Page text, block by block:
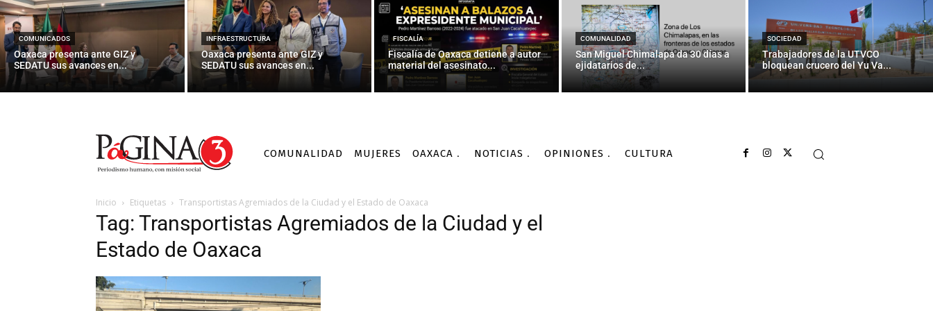
COMUNICADOS
Oaxaca presenta ante GIZ y
SEDATU sus avances en...
INFRAESTRUCTURA
Oaxaca presenta ante GIZ y
SEDATU sus avances en...
FISCALÍA
Fiscalía de Oaxaca detiene a autor
material del asesinato...
COMUNALIDAD
San Miguel Chimalapa da 30 días a
ejidatarios de...
SOCIEDAD
Trabajadores de la UTVCO
bloquean crucero del Yu Va...
COMUNALIDAD MUJERES OAXACA NOTICIAS OPINIONES CULTURA
Inicio Etiquetas Transportistas Agremiados de la Ciudad y el Estado de Oaxaca
Tag: Transportistas Agremiados de la Ciudad y el
Estado de Oaxaca